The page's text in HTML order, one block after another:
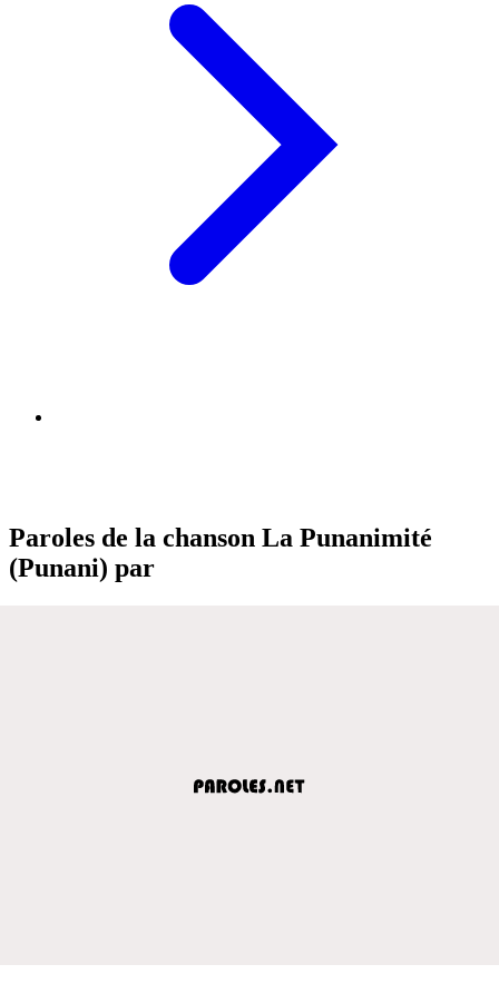
Paroles de la chanson La Punanimité
(Punani) par